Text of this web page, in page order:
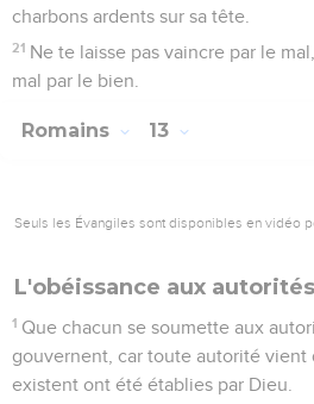
21 Il est bien de ne pas manger de
vin et de t'abstenir de ce qui peut
obstacle, [un piège ou une source
Cette foi que tu as, garde-la pour
Heureux celui qui ne se condamne
condamné, parce qu'il n'agit pas
péché.
Romains 15